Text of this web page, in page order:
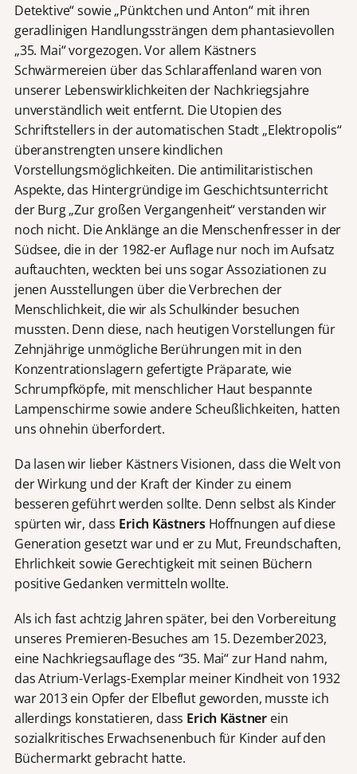
Detektive“ sowie „Pünktchen und Anton“ mit ihren
geradlinigen Handlungssträngen dem phantasievollen
„35. Mai“ vorgezogen. Vor allem Kästners
Schwärmereien über das Schlaraffenland waren von
unserer Lebenswirklichkeiten der Nachkriegsjahre
unverständlich weit entfernt. Die Utopien des
Schriftstellers in der automatischen Stadt „Elektropolis“
überanstrengten unsere kindlichen
Vorstellungsmöglichkeiten. Die antimilitaristischen
Aspekte, das Hintergründige im Geschichtsunterricht
der Burg „Zur großen Vergangenheit“ verstanden wir
noch nicht. Die Anklänge an die Menschenfresser in der
Südsee, die in der 1982-er Auflage nur noch im Aufsatz
auftauchten, weckten bei uns sogar Assoziationen zu
jenen Ausstellungen über die Verbrechen der
Menschlichkeit, die wir als Schulkinder besuchen
mussten. Denn diese, nach heutigen Vorstellungen für
Zehnjährige unmögliche Berührungen mit in den
Konzentrationslagern gefertigte Präparate, wie
Schrumpfköpfe, mit menschlicher Haut bespannte
Lampenschirme sowie andere Scheußlichkeiten, hatten
uns ohnehin überfordert.
Da lasen wir lieber Kästners Visionen, dass die Welt von
der Wirkung und der Kraft der Kinder zu einem
besseren geführt werden sollte. Denn selbst als Kinder
spürten wir, dass Erich KästnersHoffnungen auf diese
Generation gesetzt war und er zu Mut, Freundschaften,
Ehrlichkeit sowie Gerechtigkeit mit seinen Büchern
positive Gedanken vermitteln wollte.
Als ich fast achtzig Jahren später, bei den Vorbereitung
unseres Premieren-Besuches am 15. Dezember2023,
eine Nachkriegsauflage des “35. Mai“ zur Hand nahm,
das Atrium-Verlags-Exemplar meiner Kindheit von 1932
war 2013 ein Opfer der Elbeflut geworden, musste ich
allerdings konstatieren, dass Erich Kästner ein
sozialkritisches Erwachsenenbuch für Kinder auf den
Büchermarkt gebracht hatte.